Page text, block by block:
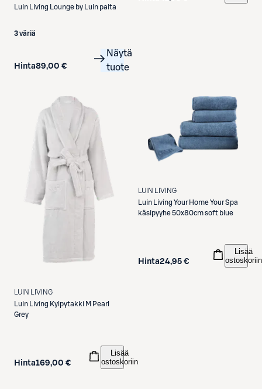
Luin Living Lounge by Luin paita
3 väriä
Hinta89,00 €
Näytä
tuote
LUIN LIVING
Luin Living Kylpytakki M Pearl
Grey
Hinta169,00 €
Lisää
ostoskoriin
LUIN LIVING
Luin Living Your Home Your Spa
käsipyyhe 50x80cm soft blue
Hinta24,95 €
Lisää
ostoskoriin